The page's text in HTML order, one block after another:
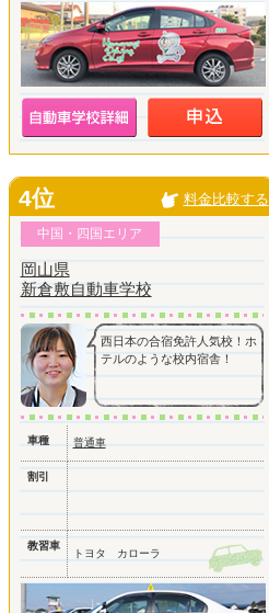
4位 料金比較する
中国・四国エリア
岡山県
新倉敷自動車学校
西日本の合宿免許人気校！ホ
テルのような校内宿舎！
車種 普通車
割引
教習車
トヨタ カローラ